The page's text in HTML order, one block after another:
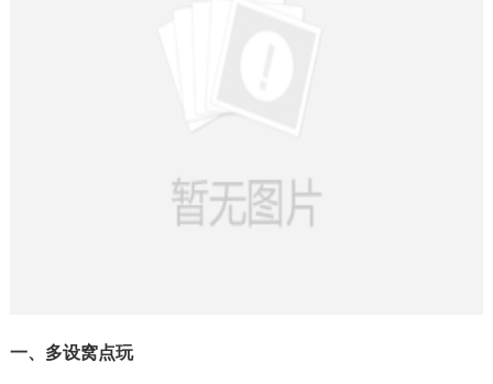
一、多设窝点玩